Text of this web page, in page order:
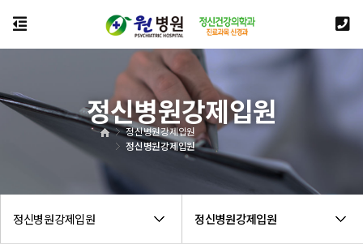
정신병원강제입원 정신병원강제입원
정신병원강제입원
정신병원강제입원
정신병원강제입원